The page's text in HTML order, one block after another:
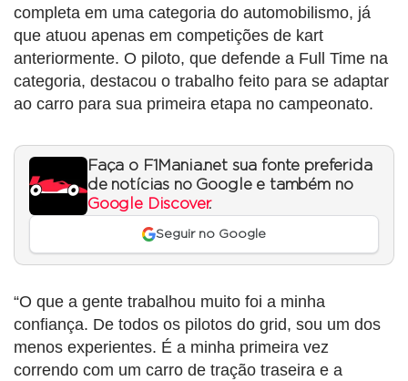
completa em uma categoria do automobilismo, já
que atuou apenas em competições de kart
anteriormente. O piloto, que defende a Full Time na
categoria, destacou o trabalho feito para se adaptar
ao carro para sua primeira etapa no campeonato.
Faça o F1Mania.net sua fonte preferida
de notícias no Google e também no
Google Discover.
Seguir no Google
“O que a gente trabalhou muito foi a minha
confiança. De todos os pilotos do grid, sou um dos
menos experientes. É a minha primeira vez
correndo com um carro de tração traseira e a